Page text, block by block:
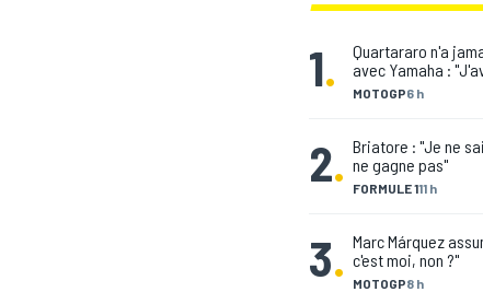
1. MOTOGP6 h
Quartararo n'a
avec Yamaha :
2. FORMULE 111 h
Briatore : "Je ne
ne gagne pas"
3. MOTOGP8 h
Marc Márquez
c'est moi, non ?"